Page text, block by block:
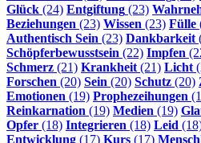
Glück (24) Entgiftung (23)
Beziehungen (23) Wissen (23) Fülle
Authentisch Sein (23) Dankbarkeit
Schöpferbewusstsein (22) Impfen
Schmerz (21) Krankheit(21) Licht
Forschen (20) Sein (20) Schutz (20)
Emotionen (19) Prophezeihungen
Reinkarnation (19) Medien (19)
Opfer (18) Integrieren (18) Leid
Entwicklung (17) Kurs (17)